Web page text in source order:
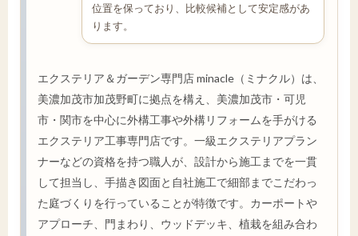
位置を保っており、比較候補として安定感があ
ります。
エクステリア＆ガーデン専門店 minacle（ミナクル）は、
美濃加茂市加茂野町に拠点を構え、美濃加茂市・可児
市・関市を中心に外構工事や外構リフォームを手がける
エクステリア工事専門店です。一級エクステリアプラン
ナーなどの資格を持つ職人が、設計から施工までを一貫
して担当し、手描き図面と自社施工で細部までこだわっ
た庭づくりを行っていることが特徴です。カーポートや
アプローチ、門まわり、ウッドデッキ、植栽を組み合わ